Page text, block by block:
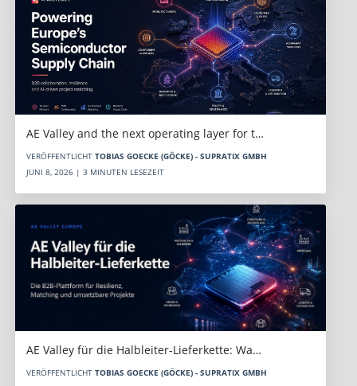
AE Valley and the next operating layer for t…
VERÖFFENTLICHT TOBIAS GOECKE (GÖCKE) - SUPRATIX GMBH
JUNI 8, 2026 | 3 MINUTEN LESEZEIT
AE Valley für die Halbleiter-Lieferkette: Wa…
VERÖFFENTLICHT TOBIAS GOECKE (GÖCKE) - SUPRATIX GMBH